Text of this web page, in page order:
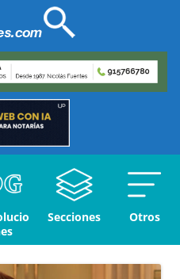
Secciones Otros